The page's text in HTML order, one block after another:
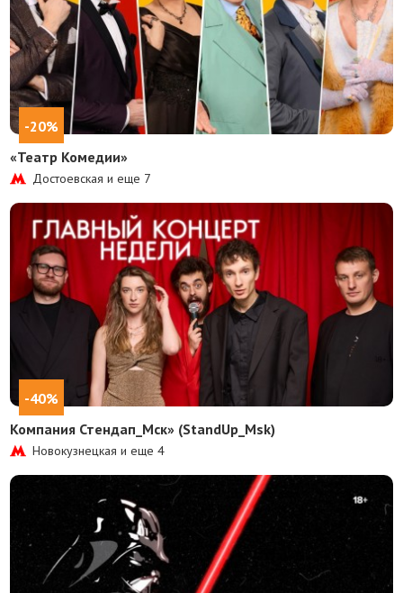
-20%
«Театр Комедии»
Достоевская и еще 7
-40%
Компания Стендап_Мск» (StandUp_Msk)
Новокузнецкая и еще4